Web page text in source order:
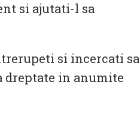
si ajutati-l sa
si incercati sa
dreptate in anumite